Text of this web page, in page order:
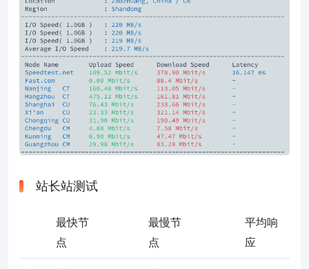
站长站测试
最快节
点
最慢节
点
平均响
应